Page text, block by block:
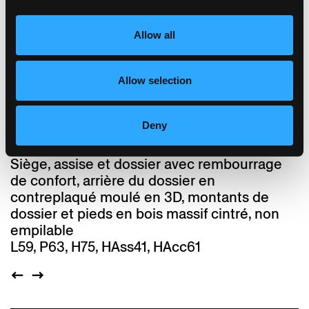
Allow all
Allow selection
Deny
chaise Lounge incarne la compétence clé
de la technique de cintrage du bois unique
en son genre de horgenglarus et séduit par
une installation de feuillage crépitant lors du
Designers’ Saturday qui a eu lieu en Suisse
en 2008, elle est l'une des dernières
créations de Hannes Wettstein.
Siège, assise et dossier avec rembourrage
de confort, arrière du dossier en
contreplaqué moulé en 3D, montants de
dossier et pieds en bois massif cintré, non
empilable
L59, P63, H75, HAss41, HAcc61